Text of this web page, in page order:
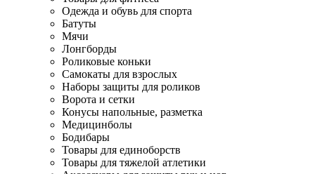
Одежда и обувь для спорта
Батуты
Мячи
Лонгборды
Роликовые коньки
Самокаты для взрослых
Наборы защиты для роликов
Ворота и сетки
Конусы напольные, разметка
Медицинболы
Бодибары
Товары для единоборств
Товары для тяжелой атлетики